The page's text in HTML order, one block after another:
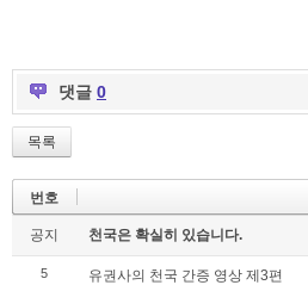
댓글 0
목록
번호
공지 천국은 확실히 있습니다.
5 유권사의 천국 간증 영상 제3편